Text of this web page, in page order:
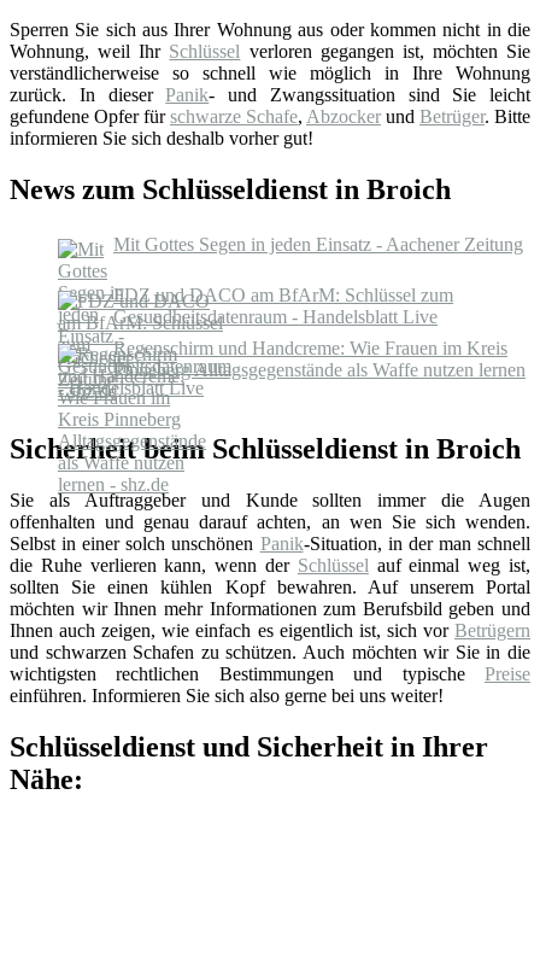
Sperren Sie sich aus Ihrer Wohnung aus oder kommen nicht in die
Wohnung, weil Ihr Schlüssel verloren gegangen ist, möchten Sie
verständlicherweise so schnell wie möglich in Ihre Wohnung
zurück. In dieserPanik- und Zwangssituation sind Sie leicht
gefundene Opfer fürschwarze Schafe, Abzocker und Betrüger. Bitte
informieren Sie sich deshalb vorher gut!
News zum Schlüsseldienst in Broich
Mit Gottes Segen in jeden Einsatz - Aachener Zeitung
FDZ und DACO am BfArM: Schlüssel zum
Gesundheitsdatenraum - Handelsblatt Live
Regenschirm und Handcreme: Wie Frauen im Kreis
Pinneberg Alltagsgegenstände als Waffe nutzen lernen
- shz.de
Sicherheit beim Schlüsseldienst in Broich
Sie als Auftraggeber und Kunde sollten immer die Augen
offenhalten und genau darauf achten, an wen Sie sich wenden.
Selbst in einer solch unschönen Panik-Situation, in der man schnell
die Ruhe verlieren kann, wenn der Schlüssel auf einmal weg ist,
sollten Sie einen kühlen Kopf bewahren. Auf unserem Portal
möchten wir Ihnen mehr Informationen zum Berufsbild geben und
Ihnen auch zeigen, wie einfach es eigentlich ist, sich vor Betrügern
und schwarzen Schafen zu schützen. Auch möchten wir Sie in die
wichtigsten rechtlichen Bestimmungen und typische Preise
einführen. Informieren Sie sich also gerne bei uns weiter!
Schlüsseldienst und Sicherheit in Ihrer
Nähe: